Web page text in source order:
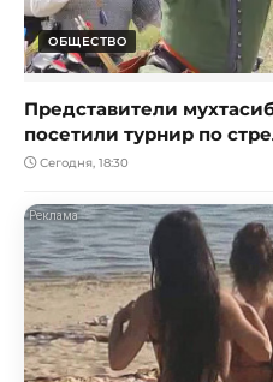
ОБЩЕСТВО
Представители
посетили турнир по
Сегодня, 18:30